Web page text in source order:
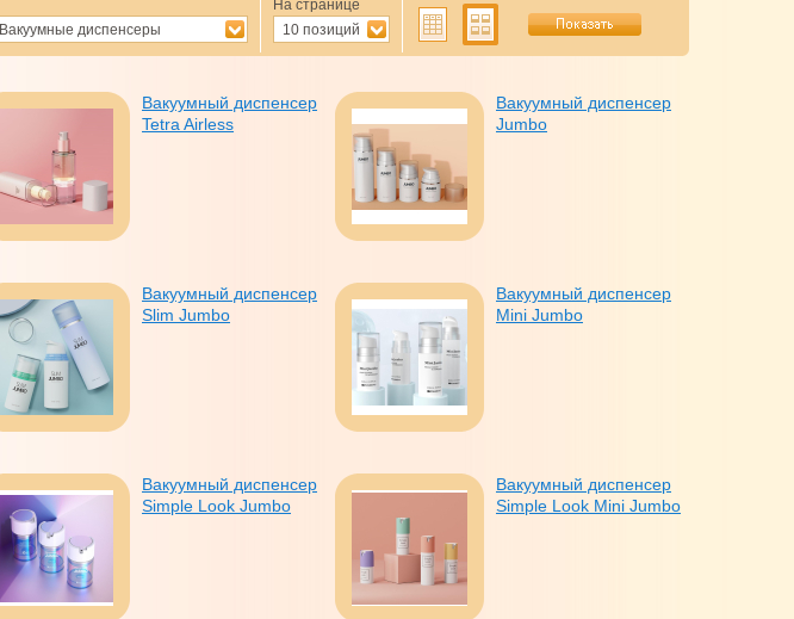
Вакуумные диспенсеры
На странице
10 позиций
Вакуумный диспенсер
Tetra Airless
Вакуумный диспенсер
Jumbo
Вакуумный диспенсер
Slim Jumbo
Вакуумный диспенсер
Mini Jumbo
Вакуумный диспенсер
Simple Look Jumbo
Вакуумный диспенсер
Simple Look Mini Jumbo